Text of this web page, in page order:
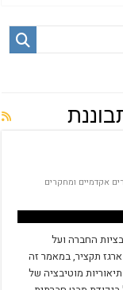
אקדמיים ומחקרים
החברה ועל
ארגז תקציר, במאמר זה
מוטיבציה של